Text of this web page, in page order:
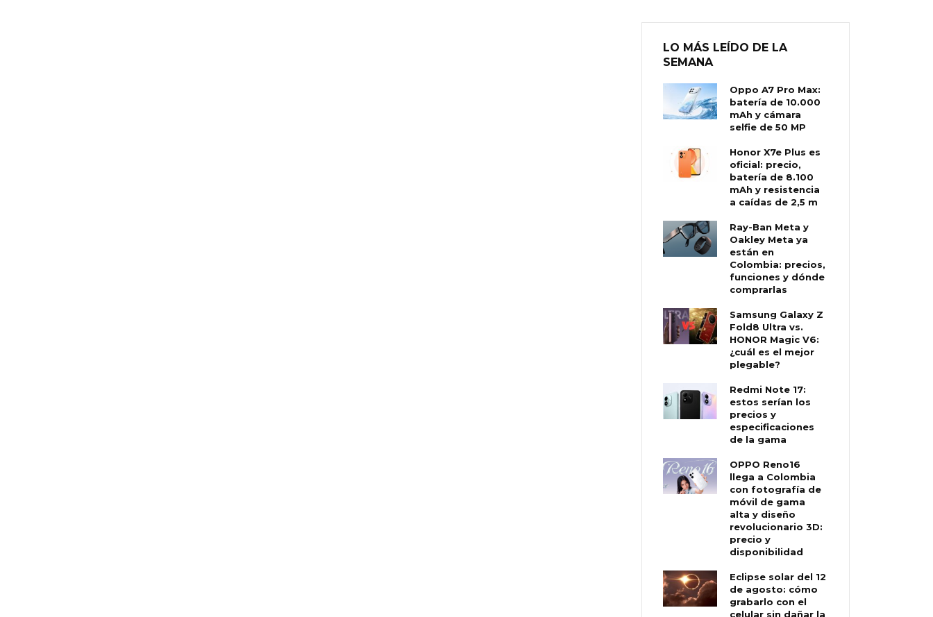
LO MÁS LEÍDO DE LA
SEMANA
Oppo A7 Pro Max:
batería de 10.000
mAh y cámara
selfie de 50 MP
Honor X7e Plus es
oficial: precio,
batería de 8.100
mAh y resistencia
a caídas de 2,5 m
Ray-Ban Meta y
Oakley Meta ya
están en
Colombia: precios,
funciones y dónde
comprarlas
Samsung Galaxy Z
Fold8 Ultra vs.
HONOR Magic V6:
¿cuál es el mejor
plegable?
Redmi Note 17:
estos serían los
precios y
especificaciones
de la gama
OPPO Reno16
llega a Colombia
con fotografía de
móvil de gama
alta y diseño
revolucionario 3D:
precio y
disponibilidad
Eclipse solar del 12
de agosto: cómo
grabarlo con el
celular sin dañar la